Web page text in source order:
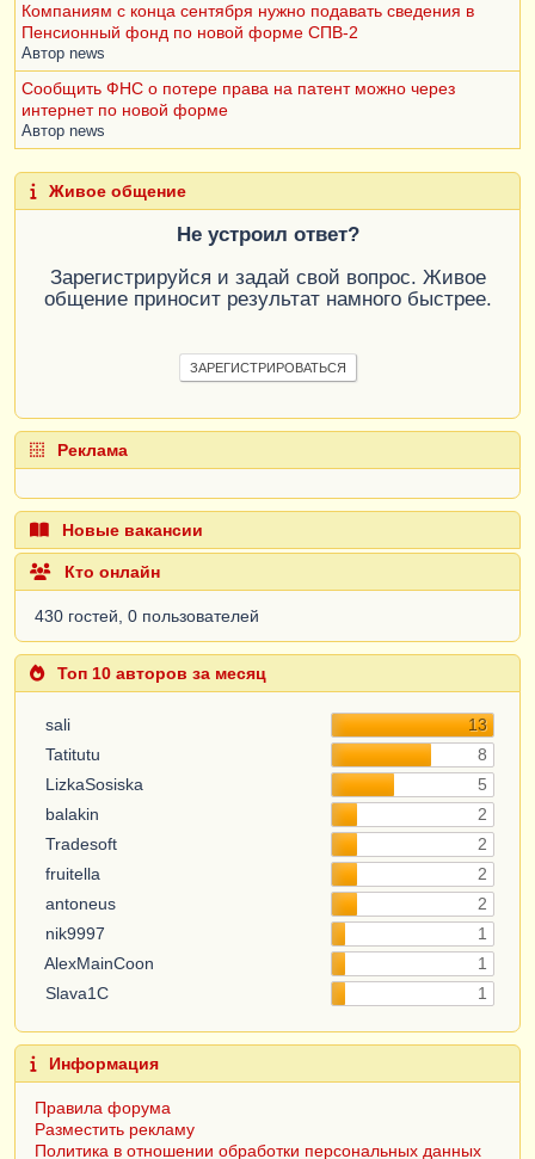
Компаниям с конца сентября нужно подавать сведения в
Пенсионный фонд по новой форме СПВ-2
Автор news
Сообщить ФНС о потере права на патент можно через
интернет по новой форме
Автор news
Живое общение
Не устроил ответ?
Зарегистрируйся и задай свой вопрос. Живое
общение приносит результат намного быстрее.
ЗАРЕГИСТРИРОВАТЬСЯ
Реклама
Новые вакансии
Кто онлайн
430 гостей, 0 пользователей
Топ 10 авторов за месяц
sali
13
Tatitutu
8
LizkaSosiska
5
balakin
2
Tradesoft
2
fruitella
2
antoneus
2
nik9997
1
AlexMainCoon
1
Slava1C
1
Информация
Правила форума
Разместить рекламу
Политика в отношении обработки персональных данных